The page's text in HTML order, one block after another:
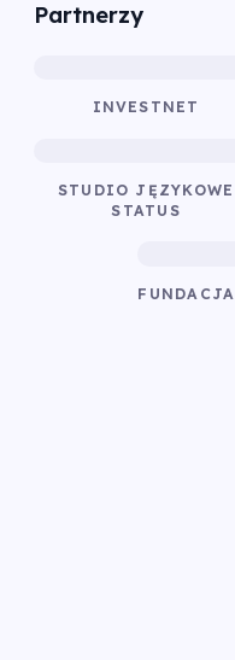
Partnerzy
INVESTNET
STUDIO JĘZYKOWE
STATUS